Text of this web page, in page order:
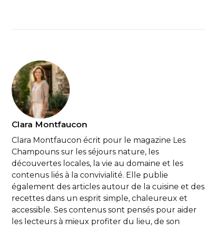
Clara Montfaucon
Clara Montfaucon écrit pour le magazine Les
Champouns sur les séjours nature, les
découvertes locales, la vie au domaine et les
contenus liés à la convivialité. Elle publie
également des articles autour de la cuisine et des
recettes dans un esprit simple, chaleureux et
accessible. Ses contenus sont pensés pour aider
les lecteurs à mieux profiter du lieu, de son